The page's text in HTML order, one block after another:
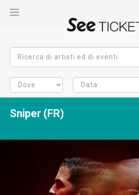
Sniper (FR)